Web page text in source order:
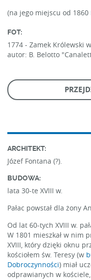
(na jego miejscu od 1860
FOT:
1774 - Zamek Królewski
autor: B. Belotto
ARCHITEKT:
Józef Fontana (?).
BUDOWA:
lata 30-te XVIII w.
Pałac powstał dla żony
Od lat 60-tych XVIII w.
W 1801 mieszkał w nim
XVIII, który dzięki oknu
kościołem św. Teresy (w
Dobroczynności) miał
odprawianych w kościele,